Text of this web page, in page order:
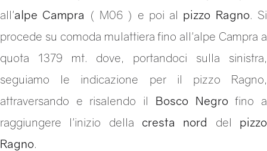
all'alpe Campra ( M06 ) e poi al pizzo Ragno. Si
procede su comoda mulattiera fino all'alpe Campra a
quota 1379 mt. dove, portandoci sulla sinistra,
seguiamo le indicazione per il pizzo Ragno,
attraversando e risalendo il Bosco Negrofino a
raggiungere l'inizio della cresta nord del pizzo
Ragno.